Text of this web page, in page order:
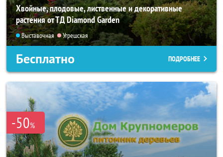
Хвойные, плодовые, лиственные и декоративные
растения от ТД Diamond Garden
Выставочная Угрешская
Бесплатно ПОДРОБНЕЕ
-50%